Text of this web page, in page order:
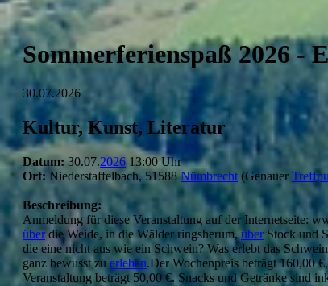
Sommerferienspaß 2026 -
30.07.2026
Kultur, Kunst, Literatur
Datum:30.07.202613:00 Uhr
Ort: Niederstaffelbach, 51588Nümbrecht (Genauer
Beschreibung:
Anmeldung für diese Veranstaltung auf der Internetseite:
überdie Weide, in die Wälder ringsherum, überStock und
die eine nicht aus wie ein Schwein? Was erlebt das
ganz bewusst zu erleben.Der Wochenpreis beträgt 160,00
Veranstaltung beträgt 50,00 €. Snacks und Getränke sind